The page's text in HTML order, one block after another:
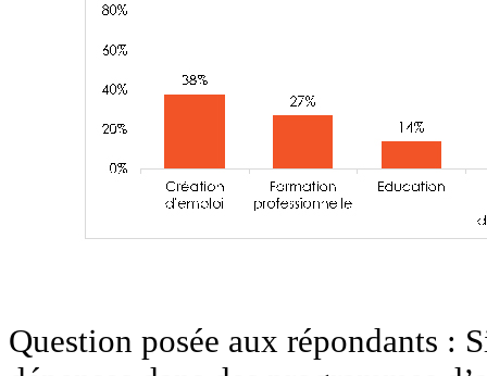
Question posée aux répondants :